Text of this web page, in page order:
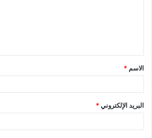
الاسم *
البريد الإلكتروني*